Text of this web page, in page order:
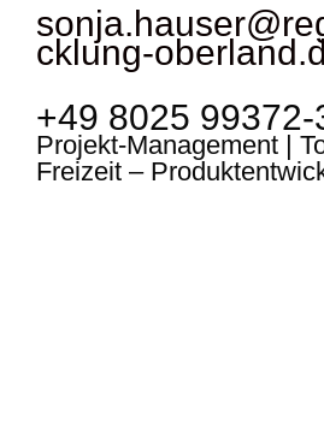
cklung-
+49 8025 99372-
Projekt-Management |
Freizeit –